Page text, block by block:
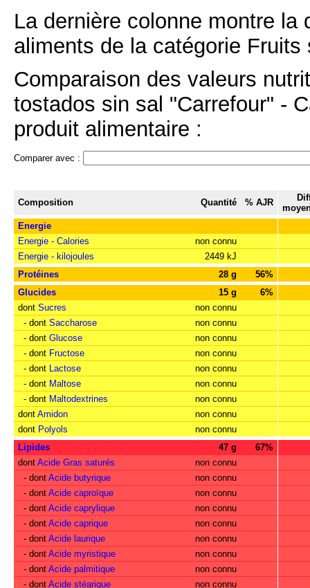
La dernière colonne montre
aliments de la catégorie Fruits
Comparaison des valeurs
tostados sin sal "Carrefour" -
produit alimentaire :
Comparer avec :
Composition Quantité % AJR
Energie
Energie - Calories
non connu
Energie - kilojoules
2449 kJ
Protéines
28 g
56%
Glucides
15 g
6%
dont Sucres
non connu
- dont Saccharose
non connu
- dont Glucose
non connu
- dont Fructose
non connu
- dont Lactose
non connu
- dont Maltose
non connu
- dont Maltodextrines
non connu
dont Amidon
non connu
dont Polyols
non connu
Lipides
47 g
67%
dont Acide Gras saturés
non connu
- dont Acide butyrique
non connu
- dont Acide caproïque
non connu
- dont Acide caprylique
non connu
- dont Acide caprique
non connu
- dont Acide laurique
non connu
- dont Acide myristique
non connu
- dont Acide palmitique
non connu
- dont Acide stéarique non connu